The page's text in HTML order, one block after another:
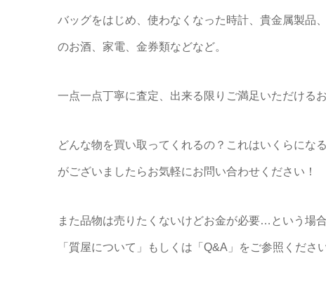
バッグをはじめ、使わなくなった時計、貴金属製品
のお酒、家電、金券類などなど。
一点一点丁寧に査定、出来る限りご満足いただける
どんな物を買い取ってくれるの？これはいくらにな
がございましたらお気軽にお問い合わせください！
また品物は売りたくないけどお金が必要…という場
「質屋について」もしくは「Q&A」をご参照ください